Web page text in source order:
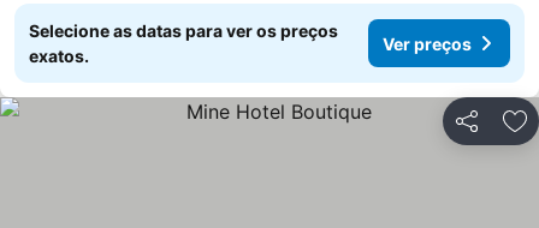
Selecione as datas para ver os preços
exatos.
Ver preços
Partilhar